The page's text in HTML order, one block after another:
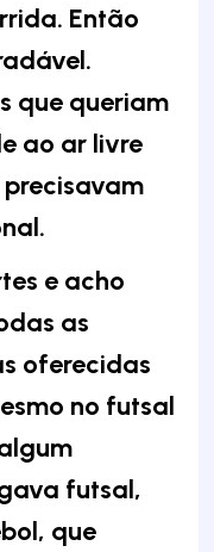
Então
que queriam
ao ar livre
e acho
as
oferecidas
no futsal
futsal,
que